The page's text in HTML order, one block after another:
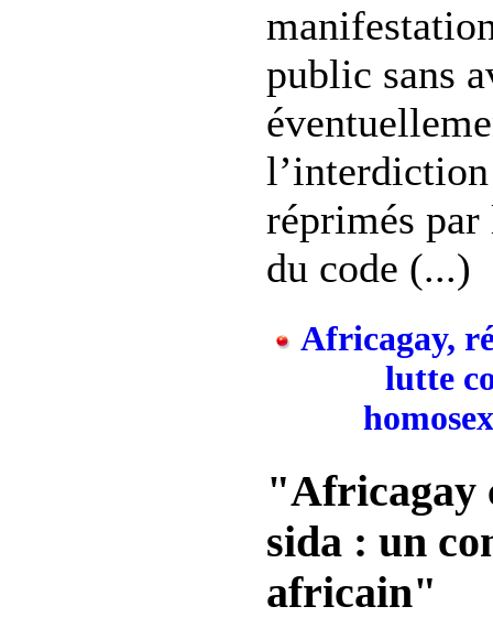
public sans
réprimés
du code (...)
Africagay,
lutte
"Africagay
sida : un
africain"